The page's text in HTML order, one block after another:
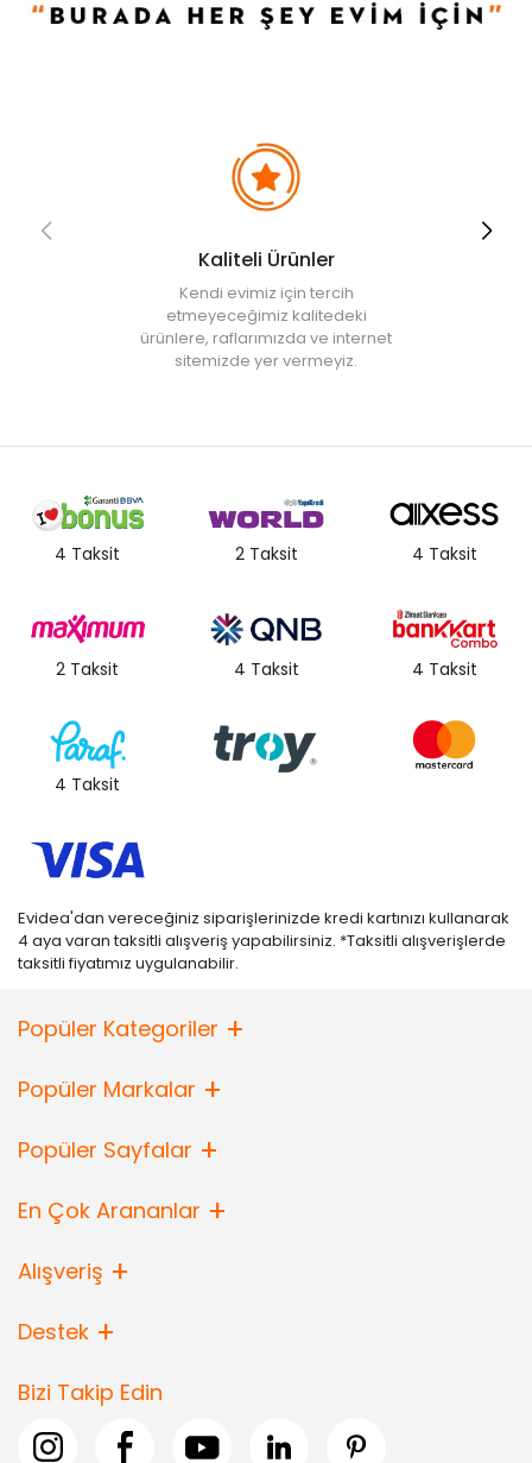
Kaliteli Ürünler
Kendi evimiz için tercih
etmeyeceğimiz kalitedeki
ürünlere, raflarımızda ve internet
sitemizde yer vermeyiz.
4 Taksit 2 Taksit 4 Taksit
2 Taksit 4 Taksit 4 Taksit
4 Taksit
Evidea'dan vereceğiniz siparişlerinizde kredi kartınızı kullanarak
4 aya varan taksitli alışveriş yapabilirsiniz. *Taksitli alışverişlerde
taksitli fiyatımız uygulanabilir.
Popüler Kategoriler
Popüler Markalar
Popüler Sayfalar
En Çok Arananlar
Alışveriş
Destek
Bizi Takip Edin